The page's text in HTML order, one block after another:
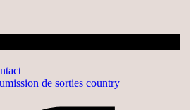
de sorties country